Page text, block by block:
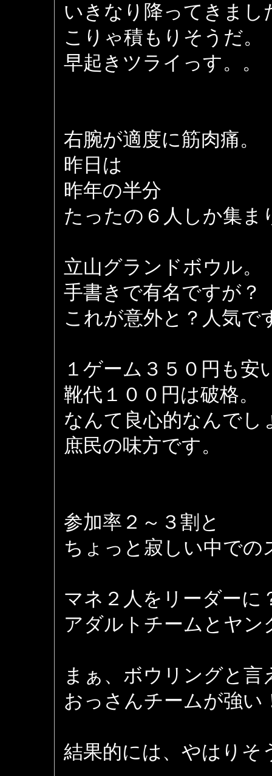
いきなり降ってきまし
こりゃ積もりそうだ。
早起きツライっす。。
右腕が適度に筋肉痛。
昨日は
昨年の半分
たったの６人しか集
立山グランドボウル。
手書きで有名ですが？
これが意外と？人気で
１ゲーム３５０円も安
靴代１００円は破格。
なんて良心的なんでし
庶民の味方です。
参加率２～３割と
ちょっと寂しい中での
マネ２人をリーダーに
アダルトチームとヤン
まぁ、ボウリングと言
おっさんチームが強い
結果的には、やはりそ